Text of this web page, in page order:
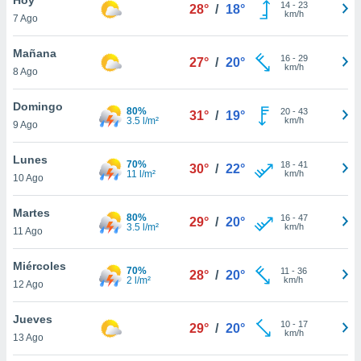
en
más
nuestra
de
cookies
aceptar
7 Ago
28° / 18° 14- 23
km/h
Mañana
8 Ago
27° / 20° 16- 29
km/h
Domingo
9 Ago
80%
3.5 l/m²
31° / 19° 20- 43
km/h
Lunes
10 Ago
70%
11 l/m²
30° / 22° 18- 41
km/h
Martes
11 Ago
80%
3.5 l/m²
29° / 20° 16- 47
km/h
Miércoles
12 Ago
70%
2 l/m²
28° / 20° 11 - 36
km/h
Jueves
13 Ago
29° / 20° 10- 17
km/h